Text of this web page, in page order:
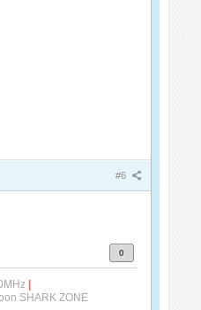
#6
0
|
SHARK ZONE